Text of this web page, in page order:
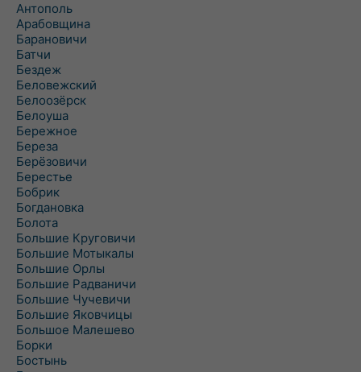
Антополь
Арабовщина
Барановичи
Батчи
Бездеж
Беловежский
Белоозёрск
Белоуша
Бережное
Береза
Берёзовичи
Берестье
Бобрик
Богдановка
Болота
Большие Круговичи
Большие Мотыкалы
Большие Орлы
Большие Радваничи
Большие Чучевичи
Большие Яковчицы
Большое Малешево
Борки
Бостынь